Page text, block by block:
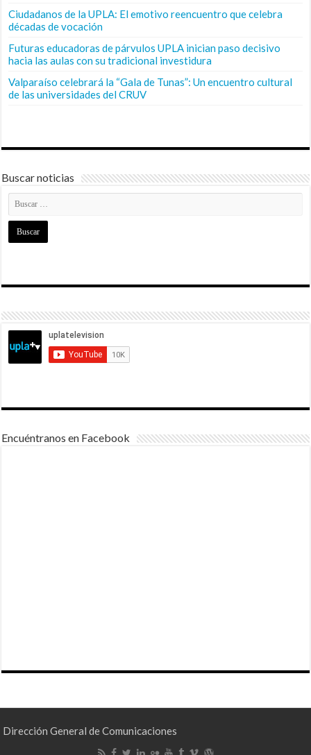
Ciudadanos de la UPLA: El emotivo reencuentro que celebra
décadas de vocación
Futuras educadoras de párvulos UPLA inician paso decisivo
hacia las aulas con su tradicional investidura
Valparaíso celebrará la “Gala de Tunas”: Un encuentro cultural
de las universidades del CRUV
Buscar noticias
Encuéntranos en Facebook
Dirección General de Comunicaciones